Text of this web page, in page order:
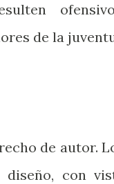
de la
de autor.
con